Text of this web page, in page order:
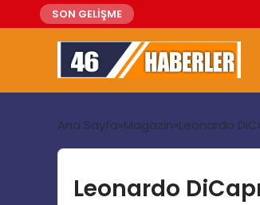
SON GELİŞME
Ana Sayfa Magazin Leonardo
Leonardo